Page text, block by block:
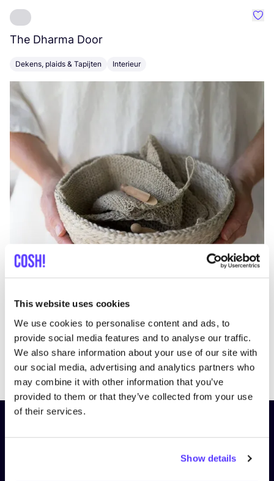
This website uses cookies
We use cookies to personalise content and ads, to
provide social media features and to analyse our traffic.
We also share information about your use of our site with
our social media, advertising and analytics partners who
may combine it with other information that you’ve
provided to them or that they’ve collected from your use
of their services.
Show details
The Dharma Door
Dekens, plaids & Tapijten Interieur
PreviousNext